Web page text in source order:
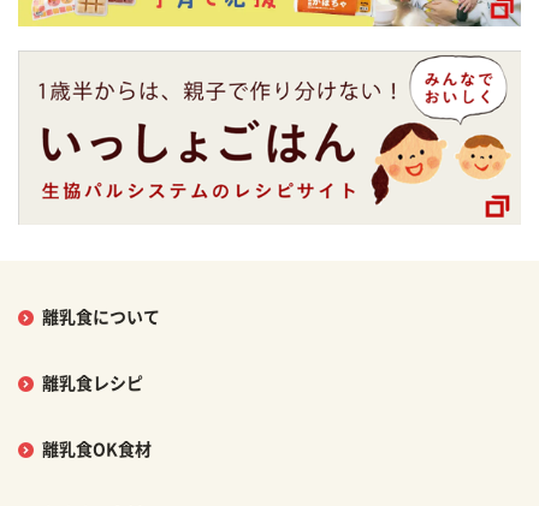
離乳食について
離乳食レシピ
離乳食OK食材